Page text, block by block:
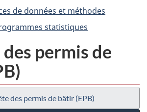
de données et méthodes
statistiques
permis de
des permis de bâtir (EPB)